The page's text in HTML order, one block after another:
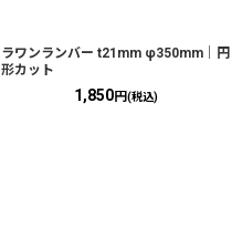
ラワンランバー t21mm φ350mm｜円
形カット
1,850円(税込)